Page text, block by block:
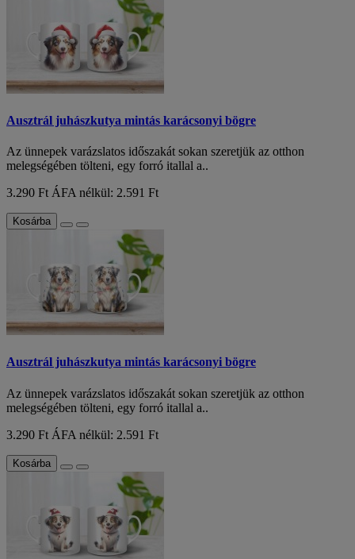
Ausztrál juhászkutya mintás karácsonyi bögre
Az ünnepek varázslatos időszakát sokan szeretjük az otthon
melegségében tölteni, egy forró itallal a..
3.290 Ft ÁFA nélkül: 2.591 Ft
Kosárba
Ausztrál juhászkutya mintás karácsonyi bögre
Az ünnepek varázslatos időszakát sokan szeretjük az otthon
melegségében tölteni, egy forró itallal a..
3.290 Ft ÁFA nélkül: 2.591 Ft
Kosárba